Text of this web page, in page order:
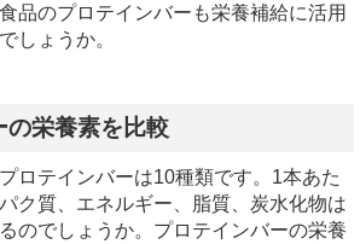
品のプロテインバーも栄養補給に活用
しょうか。
の栄養素を比較
ロテインバーは10種類です。1本あた
ク質、エネルギー、脂質、炭水化物は
のでしょうか。プロテインバーの栄養